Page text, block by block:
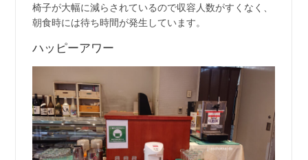
椅子が大幅に減らされているので収容人数がすくなく、
朝食時には待ち時間が発生しています。
ハッピーアワー